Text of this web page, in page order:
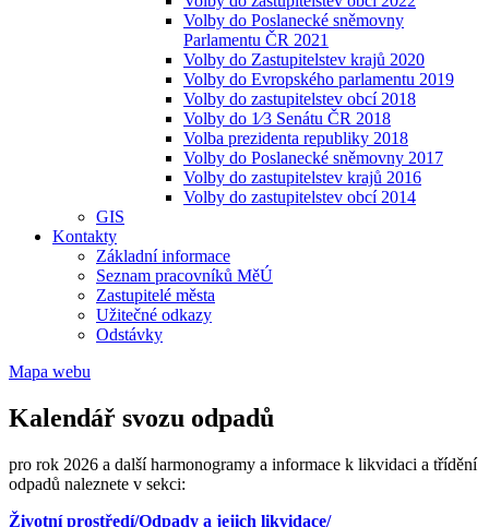
Volby do Poslanecké sněmovny
Parlamentu ČR 2021
Volby do Zastupitelstev krajů 2020
Volby do Evropského parlamentu 2019
Volby do zastupitelstev obcí 2018
Volby do 1⁄3 Senátu ČR 2018
Volba prezidenta republiky 2018
Volby do Poslanecké sněmovny 2017
Volby do zastupitelstev krajů 2016
Volby do zastupitelstev obcí 2014
GIS
Kontakty
Základní informace
Seznam pracovníků MěÚ
Zastupitelé města
Užitečné odkazy
Odstávky
Mapa webu
Kalendář svozu odpadů
pro rok 2026 a další harmonogramy a informace k likvidaci a třídění
odpadů naleznete v sekci:
Životní prostředí/Odpady a jejich likvidace/